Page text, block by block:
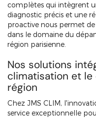
complètes qui intègrent
diagnostic précis et une
proactive nous permet
dans le domaine du
région parisienne.
Nos solutions
climatisation et
région
Chez JMS CLIM,
service exceptionnelle